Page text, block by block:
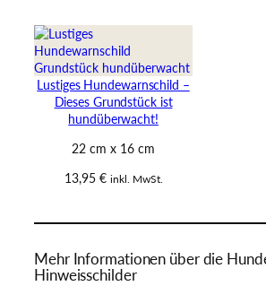
Lustiges Hundewarnschild –
Dieses Grundstück ist
hundüberwacht!
22 cm x 16 cm
13,95 € inkl. MwSt.
Mehr Informationen über die
Hinweisschilder